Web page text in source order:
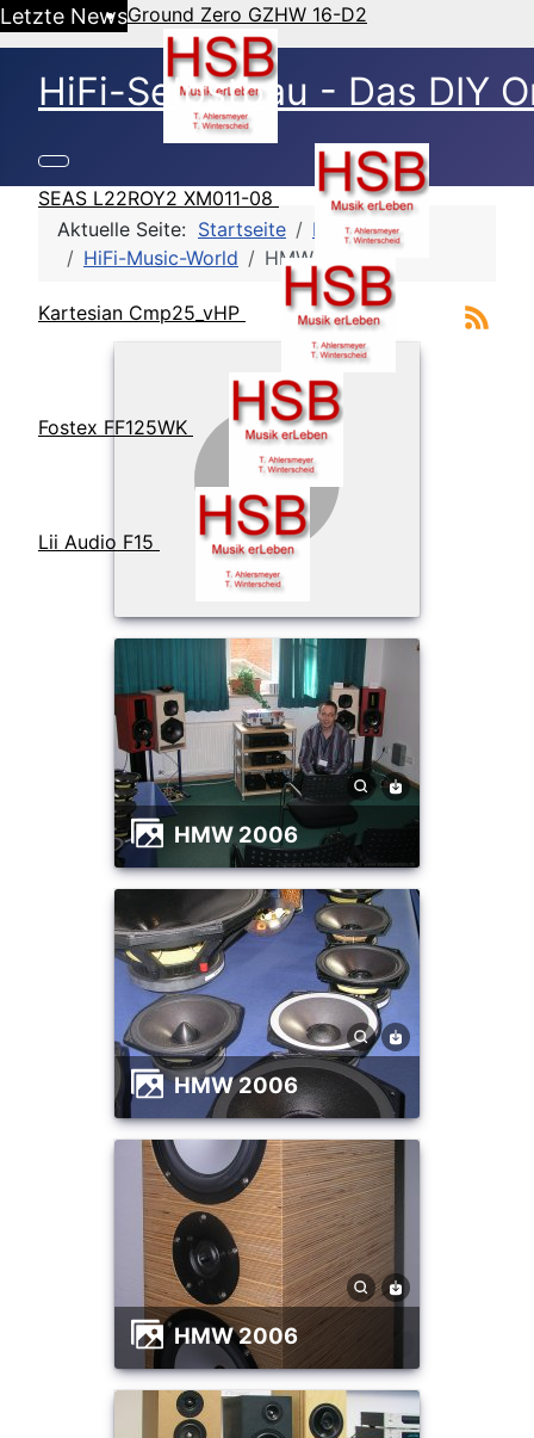
Letzte NewsGround Zero GZHW 16-D2
SEAS L22ROY2 XM011-08
Kartesian Cmp25_vHP
Fostex FF125WK
Lii Audio F15
HiFi-Selbstbau - Das DIY
Aktuelle Seite: Startseite
HSB Galerie
HiFi-Music-World
HMW 2006
HMW 2006
HMW 2006
HMW 2006